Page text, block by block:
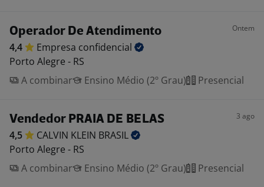
Operador De Atendimento Ontem
4,4 Empresa confidencial
Porto Alegre - RS
A combinar
Ensino Médio (2º Grau) Presencial
Vendedor PRAIA DE BELAS 3 ago
4,5 CALVIN KLEIN BRASIL
Porto Alegre - RS
A combinar
Ensino Médio (2º Grau) Presencial